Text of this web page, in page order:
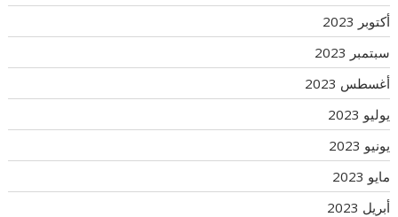
أكتوبر 2023
سبتمبر 2023
أغسطس 2023
يوليو 2023
يونيو 2023
مايو 2023
أبريل 2023